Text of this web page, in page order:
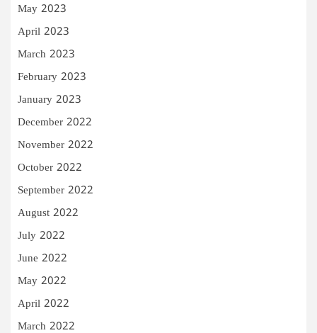
May 2023
April 2023
March 2023
February 2023
January 2023
December 2022
November 2022
October 2022
September 2022
August 2022
July 2022
June 2022
May 2022
April 2022
March 2022